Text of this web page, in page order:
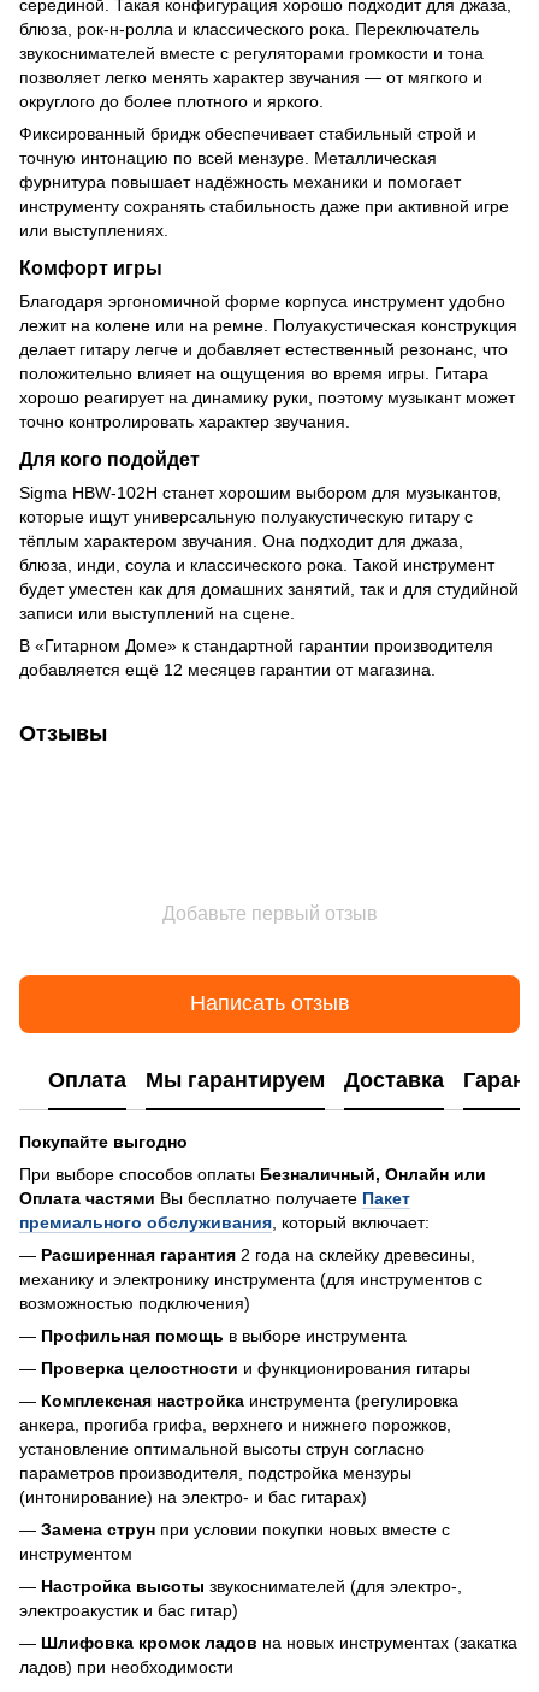
серединой. Такая конфигурация хорошо подходит для джаза,
блюза, рок-н-ролла и классического рока. Переключатель
звукоснимателей вместе с регуляторами громкости и тона
позволяет легко менять характер звучания — от мягкого и
округлого до более плотного и яркого.
Фиксированный бридж обеспечивает стабильный строй и
точную интонацию по всей мензуре. Металлическая
фурнитура повышает надёжность механики и помогает
инструменту сохранять стабильность даже при активной игре
или выступлениях.
Комфорт игры
Благодаря эргономичной форме корпуса инструмент удобно
лежит на колене или на ремне. Полуакустическая конструкция
делает гитару легче и добавляет естественный резонанс, что
положительно влияет на ощущения во время игры. Гитара
хорошо реагирует на динамику руки, поэтому музыкант может
точно контролировать характер звучания.
Для кого подойдет
Sigma HBW-102H станет хорошим выбором для музыкантов,
которые ищут универсальную полуакустическую гитару с
тёплым характером звучания. Она подходит для джаза,
блюза, инди, соула и классического рока. Такой инструмент
будет уместен как для домашних занятий, так и для студийной
записи или выступлений на сцене.
В «Гитарном Доме» к стандартной гарантии производителя
добавляется ещё 12 месяцев гарантии от магазина.
Отзывы
Добавьте первый отзыв
Написать отзыв
Оплата Мы гарантируем Доставка
Покупайте выгодно
При выборе способов оплаты Безналичный, Онлайн или
Оплата частями Вы бесплатно получаете Пакет
премиального обслуживания , который включает:
— Расширенная гарантия 2 года на склейку древесины,
механику и электронику инструмента (для инструментов с
возможностью подключения)
— Профильная помощь в выборе инструмента
— Проверка целостности и функционирования гитары
— Комплексная настройка инструмента (регулировка
анкера, прогиба грифа, верхнего и нижнего порожков,
установление оптимальной высоты струн согласно
параметров производителя, подстройка мензуры
(интонирование) на электро- и бас гитарах)
— Замена струн при условии покупки новых вместе с
инструментом
— Настройка высоты звукоснимателей (для электро-,
электроакустик и бас гитар)
— Шлифовка кромок ладов на новых инструментах (закатка
ладов) при необходимости